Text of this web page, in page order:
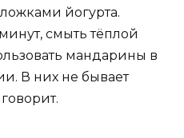
йогурта.
смыть тёплой
мандарины в
В них не бывает